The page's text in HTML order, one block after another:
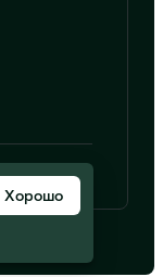
от AIC
Хорошо